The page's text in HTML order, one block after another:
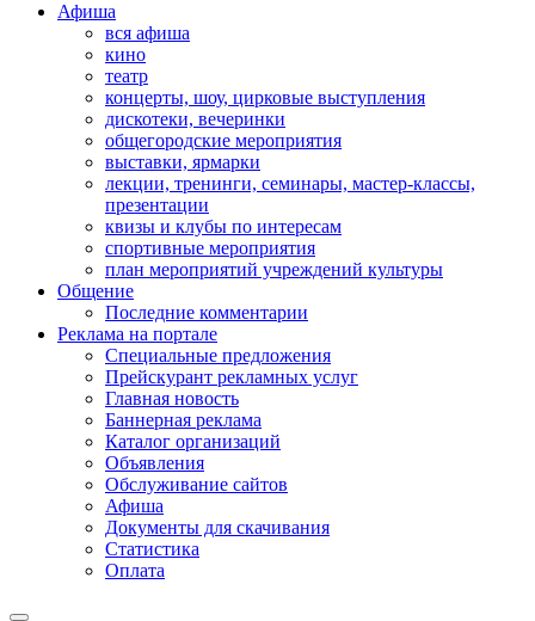
Афиша
вся афиша
кино
театр
концерты, шоу, цирковые выступления
дискотеки, вечеринки
общегородские мероприятия
выставки, ярмарки
лекции, тренинги, семинары, мастер-классы,
презентации
квизы и клубы по интересам
спортивные мероприятия
план мероприятий учреждений культуры
Общение
Последние комментарии
Реклама на портале
Специальные предложения
Прейскурант рекламных услуг
Главная новость
Баннерная реклама
Каталог организаций
Объявления
Обслуживание сайтов
Афиша
Документы для скачивания
Статистика
Оплата